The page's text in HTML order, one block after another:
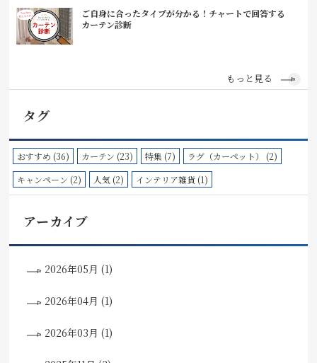
ご自身に合ったタイプが分かる！チャートで回答する
カーテン診断
もっと見る
タグ
おすすめ (36) カーテン (23) 特集 (7)
ラグ（カーペット） (2)
キャンペーン (2)
人気 (2) インテリア雑貨 (1)
アーカイブ
2026年05月 (1)
2026年04月 (1)
2026年03月 (1)